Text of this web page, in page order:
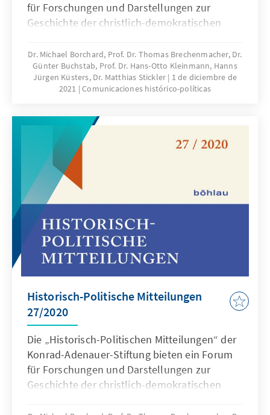
für Forschungen und Darstellungen zur
Geschichte der christlich-demokratischen
Vorgeschichte im Kontext der geistigen,
politischen und sozialen Entwicklungen des
19. und 20. Jahrhunderts. Der thematische
Schwerpunkt liegt auf Deutschland und
Europa.
Dr. Michael Borchard, Prof. Dr. Thomas Brechenmacher, Dr.
Günter Buchstab, Prof. Dr. Hans-Otto Kleinmann, Hanns
Jürgen Küsters, Dr. Matthias Stickler
1 de diciembre de
2021
Comunicaciones histórico-políticas
Historisch-Politische Mitteilungen
27/2020
Die „Historisch-Politischen Mitteilungen“ der
Konrad-Adenauer-Stiftung bieten ein Forum
für Forschungen und Darstellungen zur
Geschichte der christlich-demokratischen